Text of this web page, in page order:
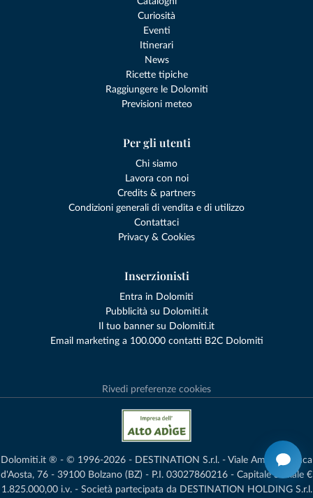
Curiosità
Eventi
Itinerari
News
Ricette tipiche
Raggiungere le Dolomiti
Previsioni meteo
Per gli utenti
Chi siamo
Lavora con noi
Credits & partners
Condizioni generali di vendita e di utilizzo
Contattaci
Privacy & Cookies
Inserzionisti
Entra in Dolomiti
Pubblicità su Dolomiti.it
Il tuo banner su Dolomiti.it
Email marketing a 100.000 contatti B2C Dolomiti
Rivedi preferenze cookies
Dolomiti.it ® - © 1996-2026 - DESTINATION S.r.l. - Viale Amedeo Duca
d'Aosta, 76 - 39100 Bolzano (BZ) - P.I. 03027860216 - Capitale Sociale €
1.825.000,00 i.v. - Società partecipata da DESTINATION HOLDING S.r.l.